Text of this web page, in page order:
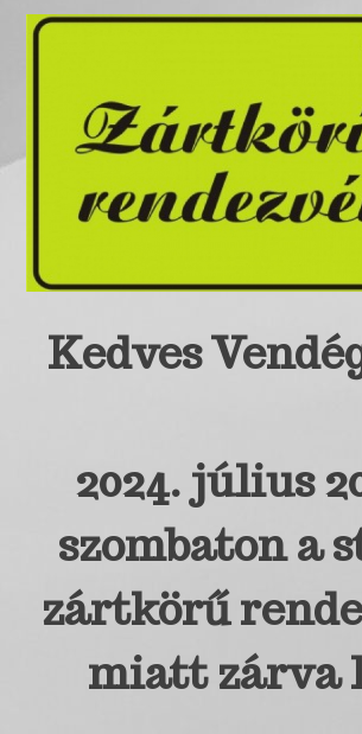
Kedves
2024. július
szombaton a
zártkörű
miatt zárva